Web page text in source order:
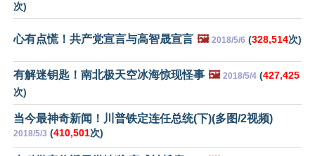
次)
心有点慌！共产党宣言与高智晟宣言 🖼️ 2018/5/6 (328,514次)
有解迷钥匙！南北极天空冰海惊现怪事 🖼️ 2018/5/4 (427,425
次)
当今最神奇新闻！川普铁定连任总统(下)(多图/2视频)
2018/5/3 (410,501次)